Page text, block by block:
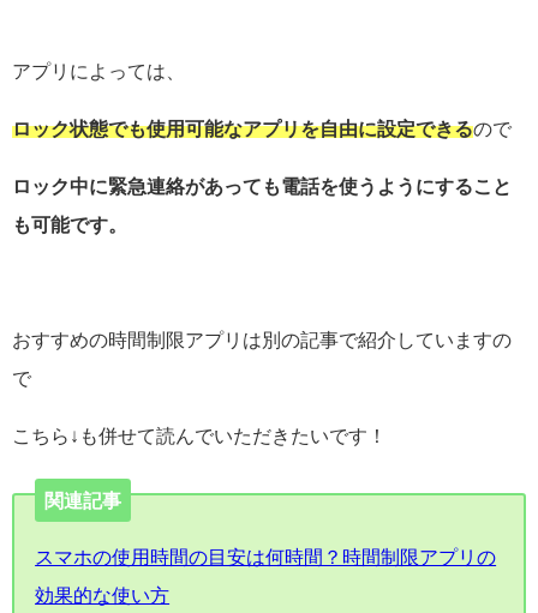
アプリによっては、
ロック状態でも使用可能なアプリを自由に設定できるので
ロック中に緊急連絡があっても電話を使うようにすること
も可能です。
おすすめの時間制限アプリは別の記事で紹介していますの
で
こちら↓も併せて読んでいただきたいです！
関連記事
スマホの使用時間の目安は何時間？時間制限アプリの
効果的な使い方